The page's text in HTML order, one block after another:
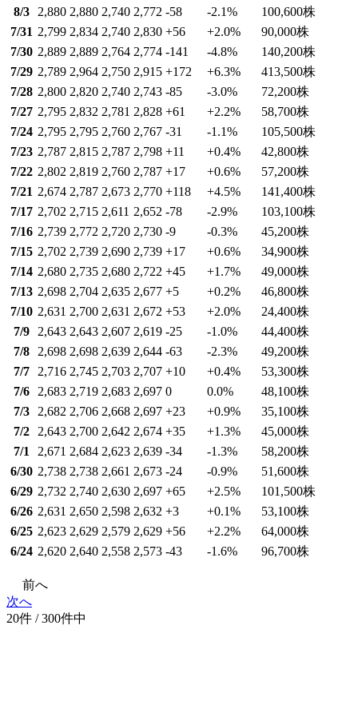
8/3 2,880 2,880 2,740 2,772 -58 -2.1% 100,600株
7/31 2,799 2,834 2,740 2,830 +56 +2.0% 90,000株
7/30 2,889 2,889 2,764 2,774 -141 -4.8% 140,200株
7/29 2,789 2,964 2,750 2,915 +172 +6.3% 413,500株
7/28 2,800 2,820 2,740 2,743 -85 -3.0% 72,200株
7/27 2,795 2,832 2,781 2,828 +61 +2.2% 58,700株
7/24 2,795 2,795 2,760 2,767 -31 -1.1% 105,500株
7/23 2,787 2,815 2,787 2,798 +11 +0.4% 42,800株
7/22 2,802 2,819 2,760 2,787 +17 +0.6% 57,200株
7/21 2,674 2,787 2,673 2,770 +118 +4.5% 141,400株
7/17 2,702 2,715 2,611 2,652 -78 -2.9% 103,100株
7/16 2,739 2,772 2,720 2,730 -9 -0.3% 45,200株
7/15 2,702 2,739 2,690 2,739 +17 +0.6% 34,900株
7/14 2,680 2,735 2,680 2,722 +45 +1.7% 49,000株
7/13 2,698 2,704 2,635 2,677 +5 +0.2% 46,800株
7/10 2,631 2,700 2,631 2,672 +53 +2.0% 24,400株
7/9
2,643 2,643 2,607 2,619 -25 -1.0% 44,400株
7/8
2,698 2,698 2,639 2,644 -63 -2.3% 49,200株
7/7
2,716 2,745 2,703 2,707 +10 +0.4% 53,300株
7/6
2,683 2,719 2,683 2,697 0 0.0% 48,100株
7/3
2,682 2,706 2,668 2,697 +23 +0.9% 35,100株
7/2
2,643 2,700 2,642 2,674 +35 +1.3% 45,000株
7/1
2,671 2,684 2,623 2,639 -34 -1.3% 58,200株
6/30 2,738 2,738 2,661 2,673 -24 -0.9% 51,600株
6/29 2,732 2,740 2,630 2,697 +65 +2.5% 101,500株
6/26 2,631 2,650 2,598 2,632 +3 +0.1% 53,100株
6/25 2,623 2,629 2,579 2,629 +56 +2.2% 64,000株
6/24 2,620 2,640 2,558 2,573 -43 -1.6% 96,700株
前へ
次へ
20件 / 300件中